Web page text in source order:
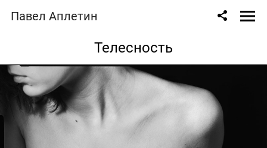
Павел Аплетин
Телесность